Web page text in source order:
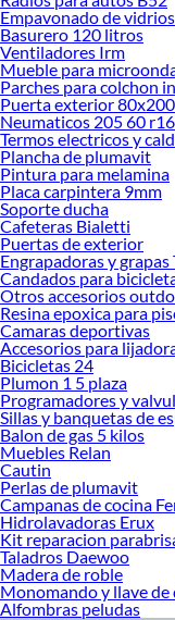
Herramientas, materiales y
renovación de espacios.
ofrecerte!
Encuentra una amplia
Encuentra todo lo
¡Visítanos y haz tus ideas
Empavonado de vidrios
Basurero 120 litros
Ventiladores Irm
Mueble para
Parches para colchon
Puerta exterior 80x200
Neumaticos 205 60 r16
Termos electricos y
Plancha de plumavit
Pintura para melamina
Placa carpintera 9mm
Soporte ducha
Cafeteras Bialetti
Puertas de exterior
Engrapadoras y grapas
Candados para
Otros accesorios
Resina epoxica para
Camaras deportivas
Accesorios para
Bicicletas 24
Plumon 1 5 plaza
Programadores y
Sillas y banquetas de
Balon de gas 5 kilos
Muebles Relan
Cautin
Perlas de plumavit
Campanas de cocina
Hidrolavadoras Erux
Kit reparacion
Taladros Daewoo
Madera de roble
Monomando y llave de
Alfombras peludas